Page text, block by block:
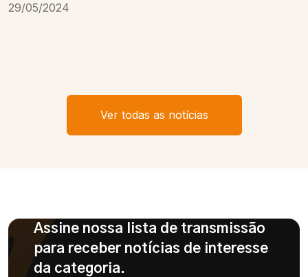
29/05/2024
Ver todas as notícias
Assine nossa lista de transmissão
para receber notícias de interesse
da categoria.